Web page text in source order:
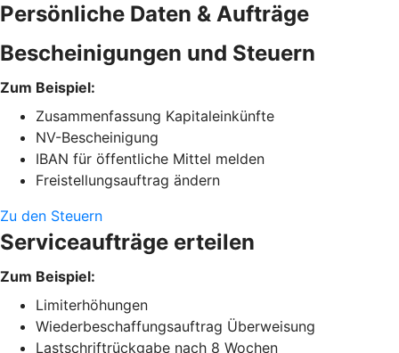
Persönliche Daten & Aufträge
Bescheinigungen und Steuern
Zum Beispiel:
Zusammenfassung Kapitaleinkünfte
NV-Bescheinigung
IBAN für öffentliche Mittel melden
Freistellungsauftrag ändern
Zu den Steuern
Serviceaufträge erteilen
Zum Beispiel:
Limiterhöhungen
Wiederbeschaffungsauftrag Überweisung
Lastschriftrückgabe nach 8 Wochen